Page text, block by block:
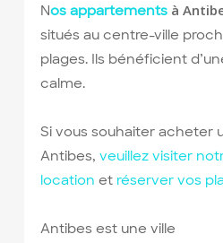
Nos appartements à
situés au centre-ville
plages. Ils bénéficient
calme.
Si vous souhaiter acheter
Antibes, veuillez visiter
location et réserver vos
Antibes est une ville